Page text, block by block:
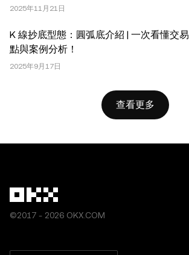
2025年11月21日
K 線抄底型態：圓弧底介紹 | 一次看懂交易
點與案例分析！
2025年9月17日
查看更多
©2017 - 2026 OKX.COM